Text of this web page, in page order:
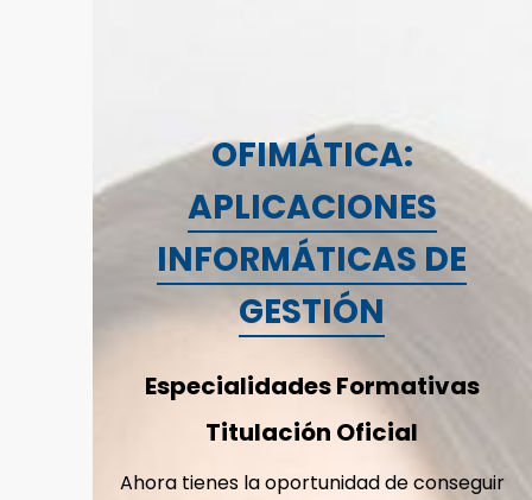
OFIMÁTICA:
APLICACIONES
INFORMÁTICAS DE
GESTIÓN
Especialidades Formativas
Titulación Oficial
Ahora tienes la oportunidad de conseguir